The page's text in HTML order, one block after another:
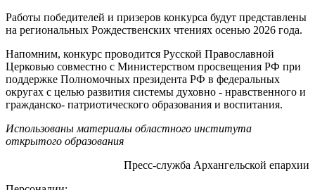
Работы победителей и призеров конкурса будут представлены
на региональных Рождественских чтениях осенью 2026 года.
Напомним, конкурс проводится Русской Православной
Церковью совместно с Министерством просвещения РФ при
поддержке Полномочных президента РФ в федеральных
округах с целью развития системы духовно - нравственного и
гражданско- патриотического образования и воспитания.
Использованы материалы областного института
открытого образования
Пресс-служба Архангельской епархии